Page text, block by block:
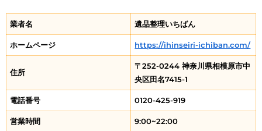
業者名 遺品整理いちばん
ホームページ https://ihinseiri-ichiban.com/
住所
〒252-0244 神奈川県相模原市中
央区田名7415-1
電話番号 0120-425-919
営業時間 9:00~22:00